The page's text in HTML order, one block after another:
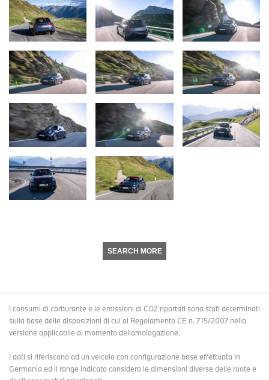
SEARCH MORE
I consumi di carburante e le emissioni di CO2 riportati sono stati determinati
sulla base delle disposizioni di cui al Regolamento CE n. 715/2007 nella
versione applicabile al momento dellomologazione.
I dati si riferiscono ad un veicolo con configurazione base effettuata in
Germania ed il range indicato considera le dimensioni diverse delle ruote e